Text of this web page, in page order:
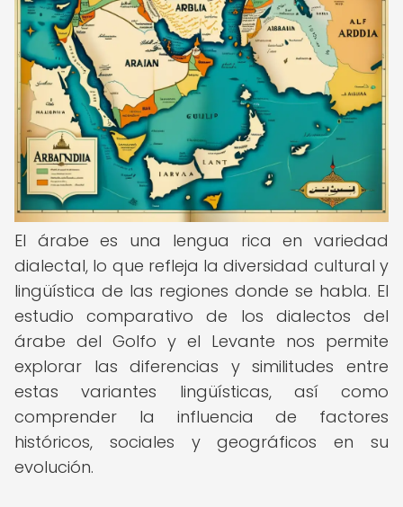
El árabe es una lengua rica en variedad
dialectal, lo que refleja la diversidad cultural y
lingüística de las regiones donde se habla. El
estudio comparativo de los dialectos del
árabe del Golfo y el Levante nos permite
explorar las diferencias y similitudes entre
estas variantes lingüísticas, así como
comprender la influencia de factores
históricos, sociales y geográficos en su
evolución.